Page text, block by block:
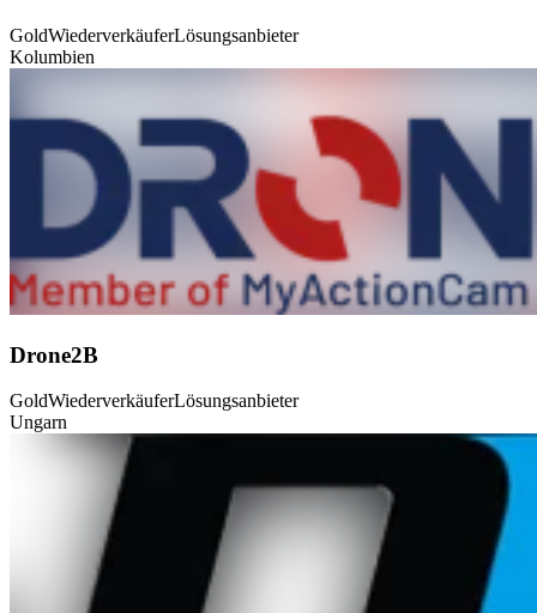
GoldWiederverkäuferLösungsanbieter
Kolumbien
Drone2B
GoldWiederverkäuferLösungsanbieter
Ungarn